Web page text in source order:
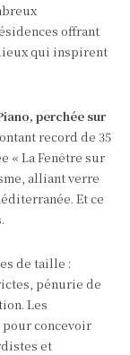
offrant
qui inspirent
perchée sur
record de 35
« La Fenêtre sur
alliant verre
Et ce
de taille :
pénurie de
Les
concevoir
et